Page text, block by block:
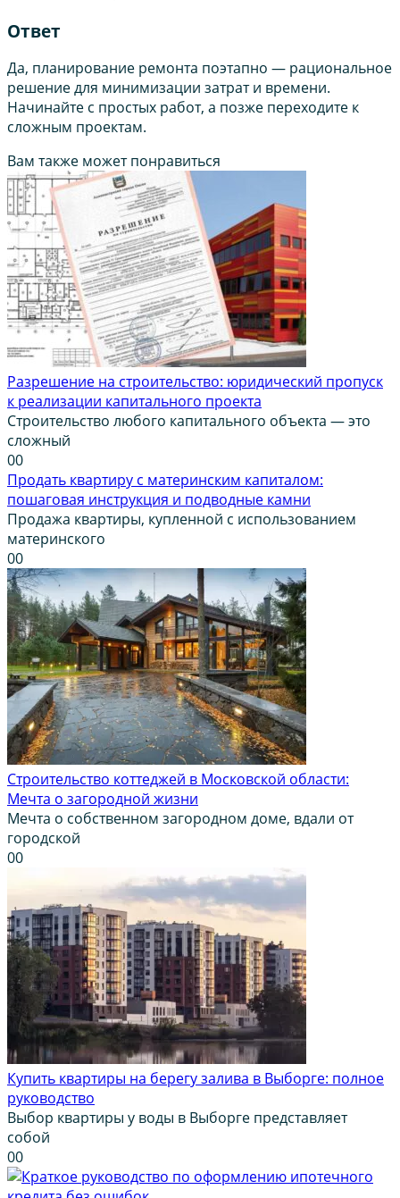
Ответ
Да, планирование ремонта поэтапно — рациональное
решение для минимизации затрат и времени.
Начинайте с простых работ, а позже переходите к
сложным проектам.
Вам также может понравиться
Разрешение на строительство: юридический пропуск
к реализации капитального проекта
Строительство любого капитального объекта — это
сложный
00
Продать квартиру с материнским капиталом:
пошаговая инструкция и подводные камни
Продажа квартиры, купленной с использованием
материнского
00
Строительство коттеджей в Московской области:
Мечта о загородной жизни
Мечта о собственном загородном доме, вдали от
городской
00
Купить квартиры на берегу залива в Выборге: полное
руководство
Выбор квартиры у воды в Выборге представляет
собой
00